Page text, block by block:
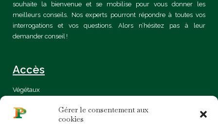
Gérer le consentement aux
cookies
souhaite la bienvenue et se mobilise pour vous donner les
meilleurs conseils. Nos experts pourront répondre à toutes vos
interrogations et vos questions. Alors n’hésitez pas à leur
demander conseil !
Accès
Végétaux
Bio